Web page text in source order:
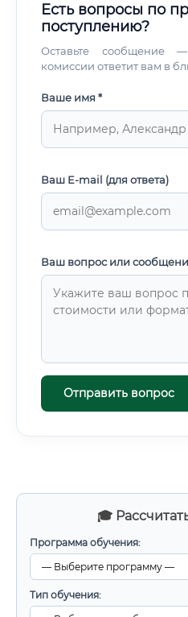
🎓
Программа обучения:
Тип обучения:
Есть вопросы по
поступлению?
Оставьте сообщение
комиссии ответит вам в
Ваше имя *
Ваш E-mail (для ответа)
Ваш вопрос или
Отправить вопрос